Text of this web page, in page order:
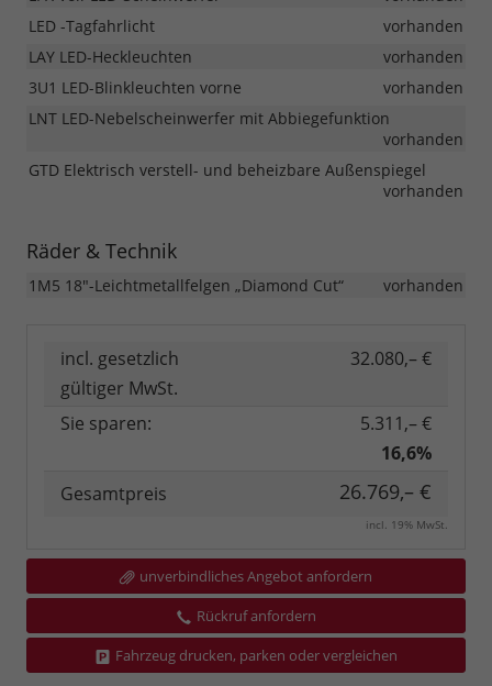
LED -Tagfahrlicht
vorhanden
LAY LED-Heckleuchten
vorhanden
3U1 LED-Blinkleuchten vorne
vorhanden
LNT LED-Nebelscheinwerfer mit Abbiegefunktion
vorhanden
GTD Elektrisch verstell- und beheizbare Außenspiegel
vorhanden
Räder & Technik
1M5 18"-Leichtmetallfelgen „Diamond Cut“ vorhanden
incl. gesetzlich
gültiger MwSt.
32.080,– €
Sie sparen:
5.311,– €
16,6%
Gesamtpreis
26.769,– €
incl. 19% MwSt.
unverbindliches Angebot anfordern
Rückruf anfordern
Fahrzeug drucken, parken oder vergleichen